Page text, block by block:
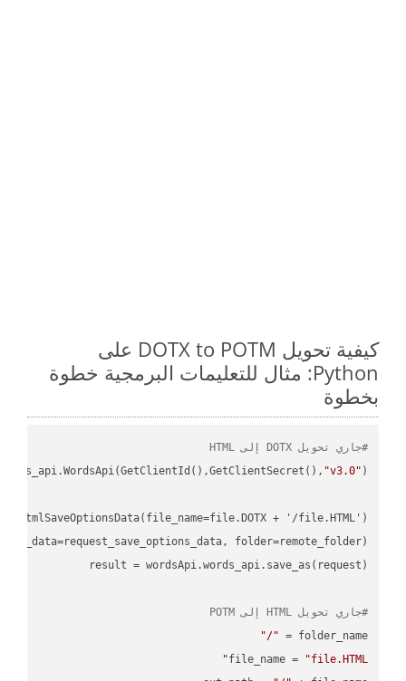
كيفية تحويل DOTX to POTM على
Python: مثال للتعليمات البرمجية خطوة
بخطوة
#جاري تحويل DOTX إلى HTML
"v3.0"
#جاري تحويل HTML إلى POTM
folder_name =
"/"
file_name =
"file.HTML"